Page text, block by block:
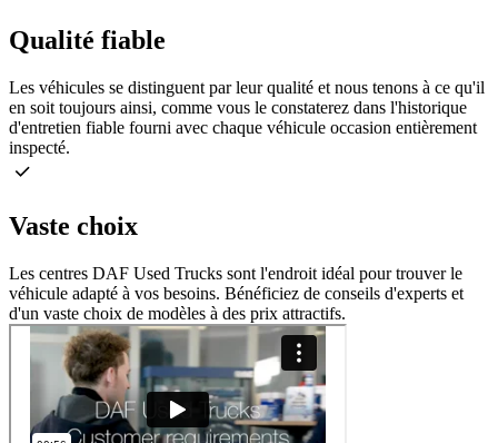
Qualité fiable
Les véhicules se distinguent par leur qualité et nous tenons à ce qu'il
en soit toujours ainsi, comme vous le constaterez dans l'historique
d'entretien fiable fourni avec chaque véhicule occasion entièrement
inspecté.
Vaste choix
Les centres DAF Used Trucks sont l'endroit idéal pour trouver le
véhicule adapté à vos besoins. Bénéficiez de conseils d'experts et
d'un vaste choix de modèles à des prix attractifs.